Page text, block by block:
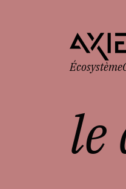
Écosystème